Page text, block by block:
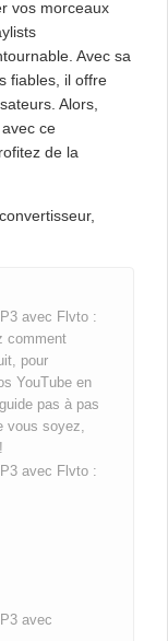
vos morceaux
Avec sa
fiables, il offre
Alors,
ce
de la
avec Flvto :
comment
pour
YouTube en
pas à pas
vous soyez,
avec Flvto :
avec